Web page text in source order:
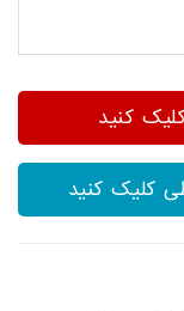
کنید
کلیک کنید